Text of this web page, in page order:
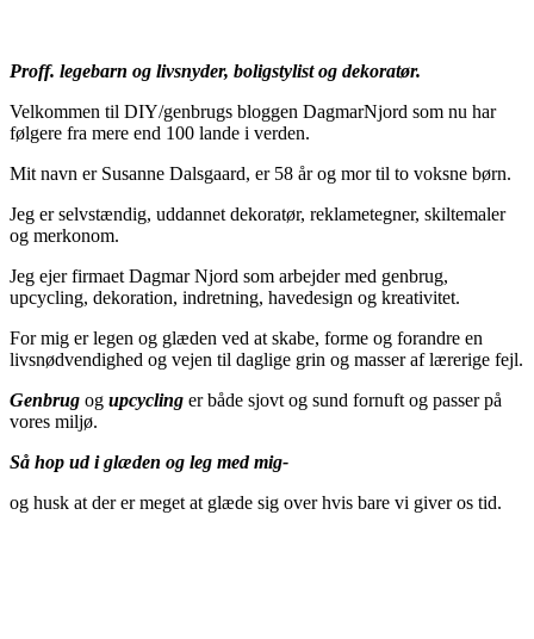
Proff. legebarn og livsnyder, boligstylist og dekoratør.
Velkommen til DIY/genbrugs bloggen DagmarNjord som nu har
følgere fra mere end 100 lande i verden.
Mit navn er Susanne Dalsgaard, er 58 år og mor til to voksne børn.
Jeg er selvstændig, uddannet dekoratør, reklametegner, skiltemaler
og merkonom.
Jeg ejer firmaet Dagmar Njord som arbejder med genbrug,
upcycling, dekoration, indretning, havedesign og kreativitet.
For mig er legen og glæden ved at skabe, forme og forandre en
livsnødvendighed og vejen til daglige grin og masser af lærerige fejl.
Genbrug og upcycling er både sjovt og sund fornuft og passer på
vores miljø.
Så hop ud i glæden og leg med mig-
og husk at der er meget at glæde sig over hvis bare vi giver os tid.